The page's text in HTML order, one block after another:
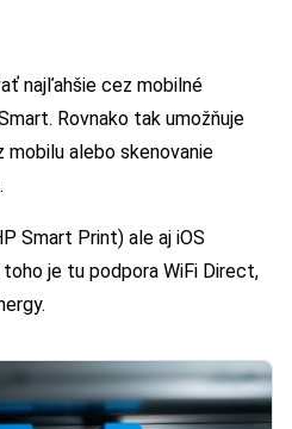
najľahšie cez mobilné
Rovnako tak umožňuje
alebo skenovanie
Smart Print) ale aj iOS
je tu podpora WiFi Direct,